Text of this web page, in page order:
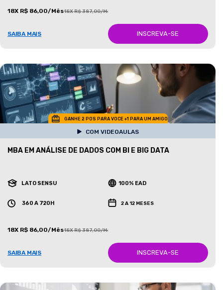
18X R$ 86,00/Mês18X R$ 387,00/Mês
SAIBA MAIS INSCREVA-SE
GANHE 2 POS PARA VOCE +1 PARA UM AMIGO
COM VIDEOAULAS
MBA EM ANÁLISE DE DADOS COM BI E BIG DATA
LATO SENSU 100% EAD
360 A 720H 2 A 12 MESES
18X R$ 86,00/Mês18X R$ 387,00/Mês
SAIBA MAIS INSCREVA-SE